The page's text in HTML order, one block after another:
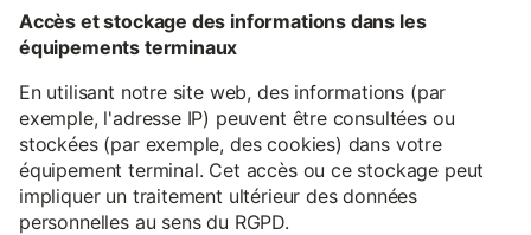
Accès et stockage des informations dans les
équipements terminaux
En utilisant notre site web, des informations (par
exemple, l'adresse IP) peuvent être consultées ou
stockées (par exemple, des cookies) dans votre
équipement terminal. Cet accès ou ce stockage peut
impliquer un traitement ultérieur des données
personnelles au sens du RGPD.